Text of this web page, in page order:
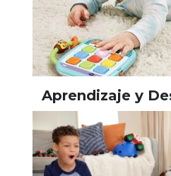
Aprendizaje y